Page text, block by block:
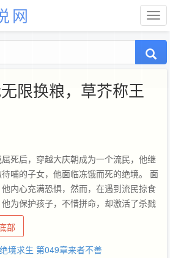
网
限换粮，草芥称王
死后，穿越大庆朝成为一个流民，他继
哺的子女，他面临冻饿而死的绝境。 面
内心充满恐惧，然而，在遇到流民掠食
为保护孩子，不惜拼命，却激活了杀戮
今生却要靠杀戮求生。 那又怎样？在这
孩子，也救不了自己。既然躲不过，那
子们活下去……
部
境求生 第049章来者不善